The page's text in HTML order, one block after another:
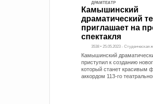
ДРАМТЕАТР
Камышинский
драматический
приглашает на
спектакля
3538 • 25.05.2023 - Студенческая
Камышинский
приступил к созданию
который станет красивым
аккордом 113-го